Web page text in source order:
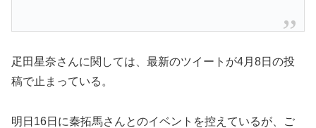
疋田星奈さんに関しては、最新のツイートが4月8日の投
稿で止まっている。
明日16日に秦拓馬さんとのイベントを控えているが、ご